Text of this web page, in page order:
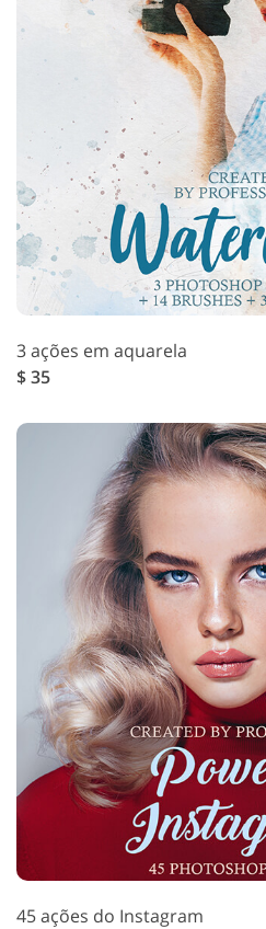
3 ações em aquarela
$ 35
45 ações do Instagram